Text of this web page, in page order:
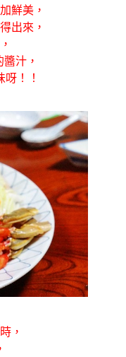
鮮美，
出來，
汁，
！！
，